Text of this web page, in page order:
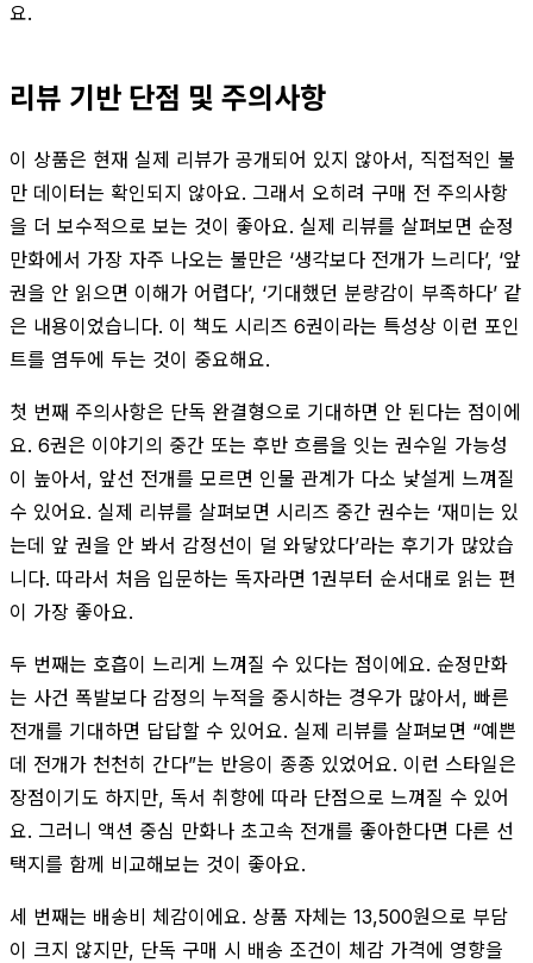
요.
리뷰 기반 단점 및 주의사항
이 상품은 현재 실제 리뷰가 공개되어 있지 않아서, 직접적인 불
만 데이터는 확인되지 않아요. 그래서 오히려 구매 전 주의사항
을 더 보수적으로 보는 것이 좋아요. 실제 리뷰를 살펴보면 순정
만화에서 가장 자주 나오는 불만은 ‘생각보다 전개가 느리다’, ‘앞
권을 안 읽으면 이해가 어렵다’, ‘기대했던 분량감이 부족하다’ 같
은 내용이었습니다. 이 책도 시리즈 6권이라는 특성상 이런 포인
트를 염두에 두는 것이 중요해요.
첫 번째 주의사항은 단독 완결형으로 기대하면 안 된다는 점이에
요. 6권은 이야기의 중간 또는 후반 흐름을 잇는 권수일 가능성
이 높아서, 앞선 전개를 모르면 인물 관계가 다소 낯설게 느껴질
수 있어요. 실제 리뷰를 살펴보면 시리즈 중간 권수는 ‘재미는 있
는데 앞 권을 안 봐서 감정선이 덜 와닿았다’라는 후기가 많았습
니다. 따라서 처음 입문하는 독자라면 1권부터 순서대로 읽는 편
이 가장 좋아요.
두 번째는 호흡이 느리게 느껴질 수 있다는 점이에요. 순정만화
는 사건 폭발보다 감정의 누적을 중시하는 경우가 많아서, 빠른
전개를 기대하면 답답할 수 있어요. 실제 리뷰를 살펴보면 “예쁜
데 전개가 천천히 간다”는 반응이 종종 있었어요. 이런 스타일은
장점이기도 하지만, 독서 취향에 따라 단점으로 느껴질 수 있어
요. 그러니 액션 중심 만화나 초고속 전개를 좋아한다면 다른 선
택지를 함께 비교해보는 것이 좋아요.
세 번째는 배송비 체감이에요. 상품 자체는 13,500원으로 부담
이 크지 않지만, 단독 구매 시 배송 조건이 체감 가격에 영향을